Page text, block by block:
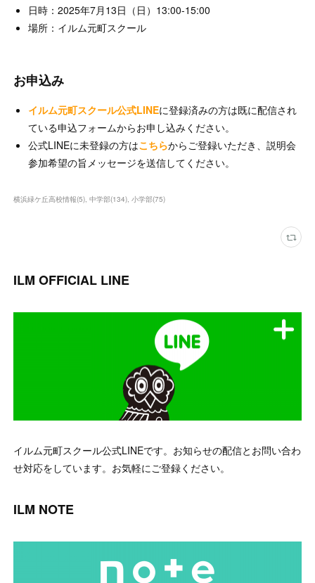
日時：2025年7月13日（日）13:00-15:00
場所：イルム元町スクール
お申込み
イルム元町スクール公式LINEに登録済みの方は既に配信され
ている申込フォームからお申し込みください。
公式LINEに未登録の方はこちらからご登録いただき、説明会
参加希望の旨メッセージを送信してください。
横浜緑ケ丘高校情報(5) 中学部(134) 小学部(75)
ILM OFFICIAL LINE
イルム元町スクール公式LINEです。お知らせの配信とお問い合わ
せ対応をしています。お気軽にご登録ください。
ILM NOTE